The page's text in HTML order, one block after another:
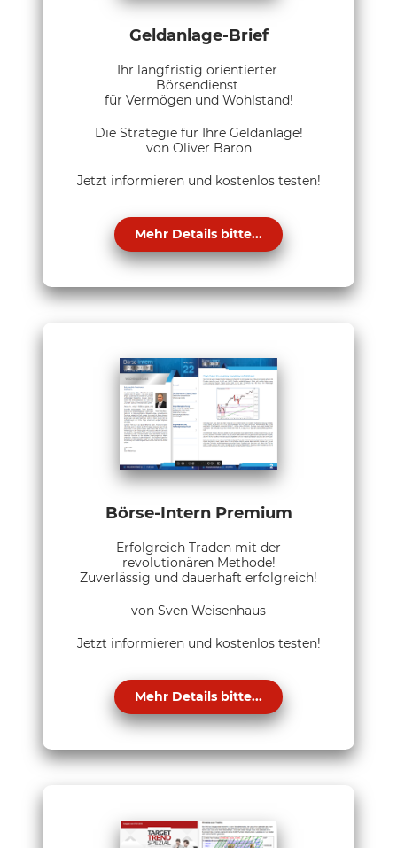
Geldanlage-Brief
Ihr langfristig orientierter
Börsendienst
für Vermögen und Wohlstand!
Die Strategie für Ihre Geldanlage!
von Oliver Baron
Jetzt informieren und kostenlos testen!
Mehr Details bitte...
Börse-Intern Premium
Erfolgreich Traden mit der
revolutionären Methode!
Zuverlässig und dauerhaft erfolgreich!
von Sven Weisenhaus
Jetzt informieren und kostenlos testen!
Mehr Details bitte...